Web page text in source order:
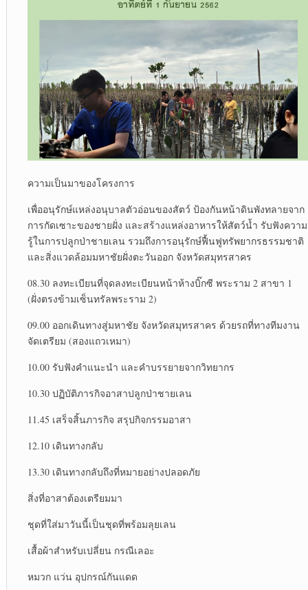
ความเป็นมาของโครงการ
เพื่ออนุรักษ์แหล่งอนุบาลตัวอ่อนของสัตว์ ป้องกันหน้าดินพังทลายจาก
การกัดเซาะของชายฝั่ง และสร้างแหล่งอาหารให้สัตว์น้ำ รับฟังความ
รู้ในการปลูกป่าชายเลน รวมถึงการอนุรักษ์ฟื้นฟูทรัพยากรธรรมชาติ
และสิ่งแวดล้อมมหาชัยฝั่งตะวันออก จังหวัดสมุทรสาคร
08.30 ลงทะเบียนที่จุดลงทะเบียนหน้าห้างบิ๊กซี พระราม 2 สาขา 1
(ฝั่งตรงข้ามเซ็นทรัลพระราม 2)
09.00 ออกเดินทางสู่มหาชัย จังหวัดสมุทรสาคร ด้วยรถที่ทางทีมงาน
จัดเตรียม (สองแถวเหมา)
10.00 รับฟังคำแนะนำ และคำบรรยายจากวิทยากร
10.30 ปฏิบัติภารกิจอาสาปลูกป่าชายเลน
11.45 เสร็จสิ้นภารกิจ สรุปกิจกรรมอาสา
12.10 เดินทางกลับ
13.30 เดินทางกลับถึงที่หมายอย่างปลอดภัย
สิ่งที่อาสาต้องเตรียมมา
ชุดที่ใส่มาวันนี้เป็นชุดที่พร้อมลุยเลน
เสื้อผ้าสำหรับเปลี่ยน กรณีเลอะ
หมวก แว่น อุปกรณ์กันแดด